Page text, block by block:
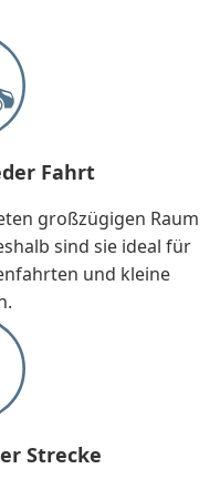
Fahrt
großzügigen Raum
sind sie ideal für
und kleine
Strecke